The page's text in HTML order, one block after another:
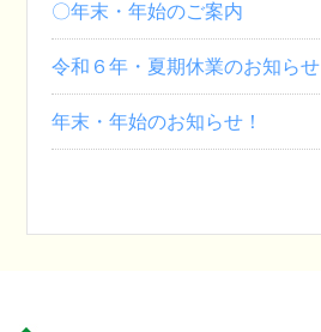
〇年末・年始のご案内
令和６年・夏期休業のお知らせ
年末・年始のお知らせ！